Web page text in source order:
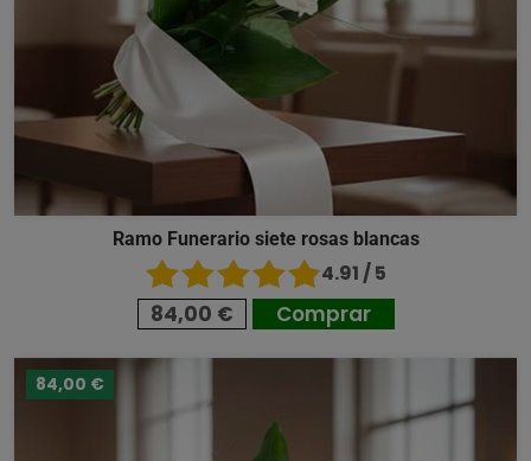
Ramo Funerario siete rosas blancas
4.91 / 5
84,00 € Comprar
84,00 €